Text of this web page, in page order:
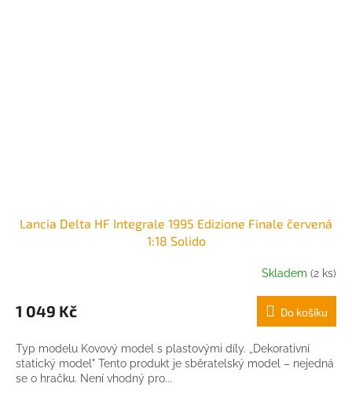
Lancia Delta HF Integrale 1995 Edizione Finale červená
1:18 Solido
Skladem (2 ks)
1 049 Kč Do košíku
Typ modelu Kovový model s plastovými díly. „Dekorativní
statický model" Tento produkt je sběratelský model – nejedná
se o hračku. Není vhodný pro...